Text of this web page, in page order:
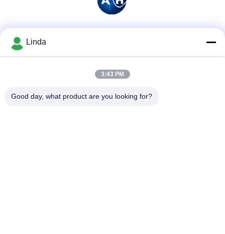
Linda
3:43 PM
Good day, what product are you looking for?